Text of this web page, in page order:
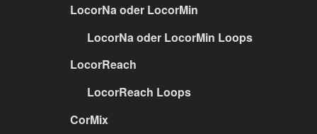
LocorNa oder LocorMin
LocorNa oder LocorMin Loops
LocorReach
LocorReach Loops
CorMix